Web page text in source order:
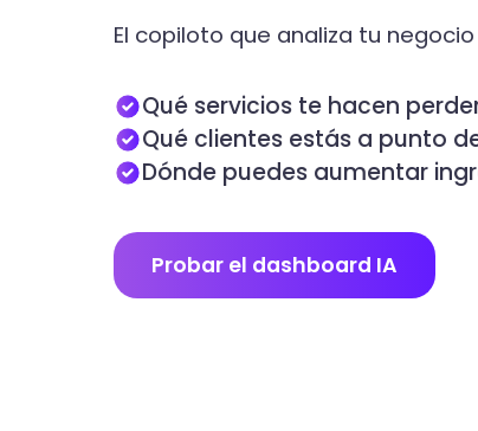
El copiloto que analiza tu
Qué servicios te hacen
Qué clientes estás a punto
Dónde puedes aumentar
Probar el dashboard IA